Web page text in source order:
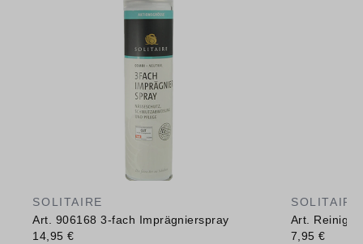
SOLITAIRE
Art. 906168 3-fach Imprägnierspray
14,95 €
SOLITAIRE
Art.
7,95 €